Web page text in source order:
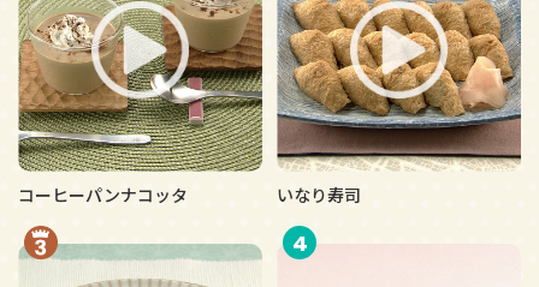
コーヒーパンナコッタ いなり寿司
4